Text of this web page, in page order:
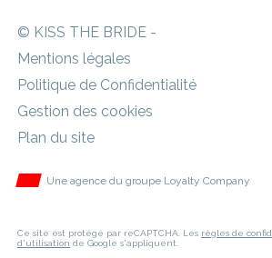
© KISS THE BRIDE -
Mentions légales
Politique de Confidentialité
Gestion des cookies
Plan du site
Une agence du groupe Loyalty Company
Ce site est protégé par reCAPTCHA. Les règles de
d'utilisation de Google s'appliquent.